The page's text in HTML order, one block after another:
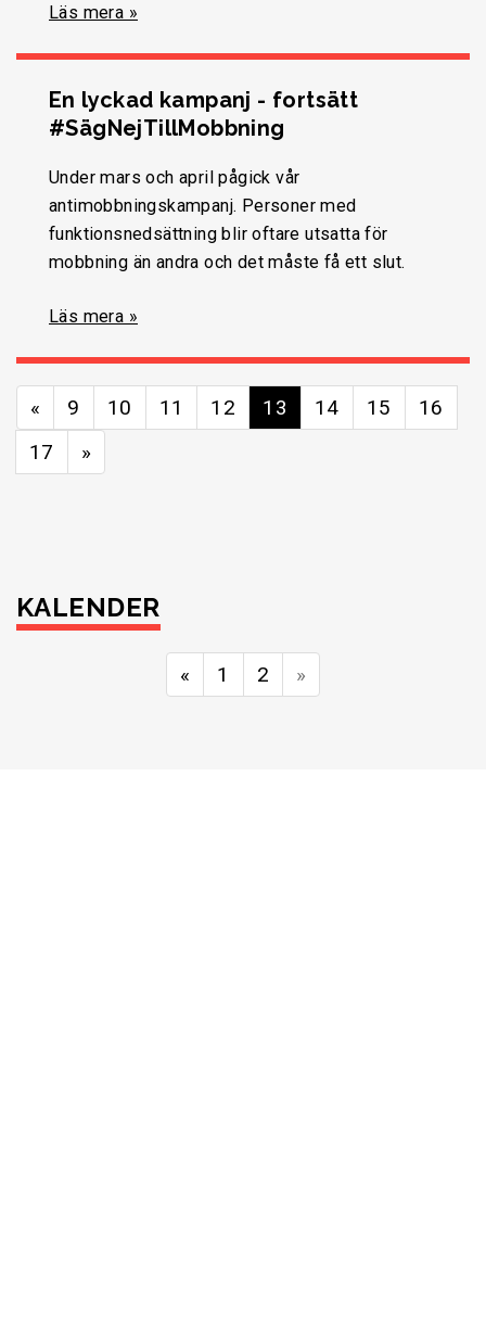
Läs mera »
En lyckad kampanj - fortsätt
#SägNejTillMobbning
Under mars och april pågick vår
antimobbningskampanj. Personer med
funktionsnedsättning blir oftare utsatta för
mobbning än andra och det måste få ett slut.
Läs mera »
« 9 10 11 12 13 14 15
16
17
»
KALENDER
« 1 2 »